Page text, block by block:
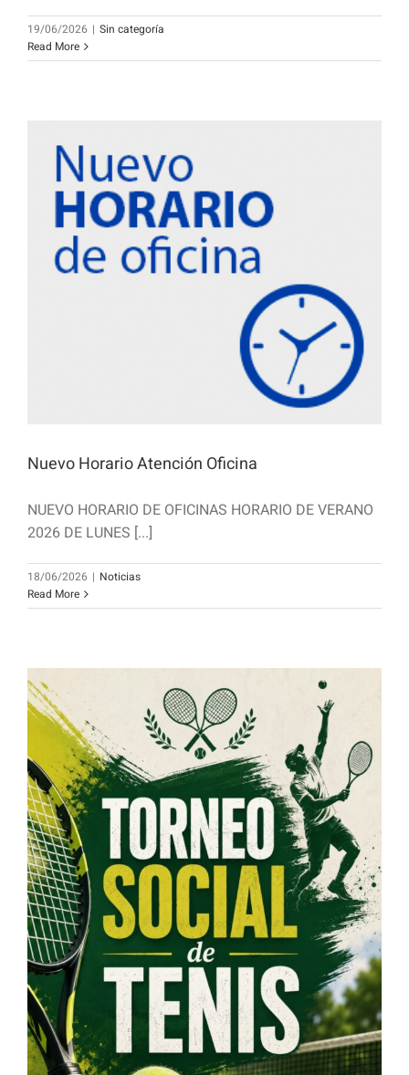
19/06/2026 | Sin categoría
Read More
Nuevo Horario Atención Oficina
NUEVO HORARIO DE OFICINAS HORARIO DE VERANO
2026 DE LUNES [...]
18/06/2026 | Noticias
Read More